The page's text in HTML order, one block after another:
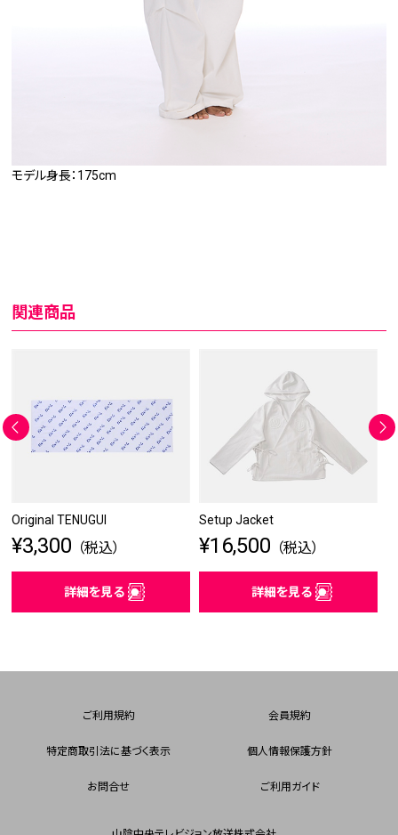
モデル身長：175cm
関連商品
Original TENUGUI
¥3,300 （税込）
詳細を見る
Setup Jacket
¥16,500 （税込）
詳細を見る
ご利用規約 会員規約
特定商取引法に基づく表示 個人情報保護方針
お問合せ ご利用ガイド